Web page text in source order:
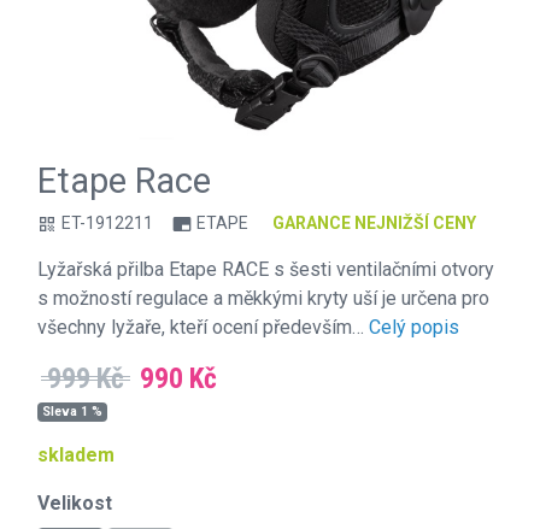
Etape Race
qr_code ET-1912211 branding_watermark ETAPE GARANCE NEJNIŽŠÍ CENY
Lyžařská přilba Etape RACE s šesti ventilačními otvory
s možností regulace a měkkými kryty uší je určena pro
všechny lyžaře, kteří ocení především… Celý popis
999 Kč 990 Kč
Sleva 1 %
skladem
Velikost